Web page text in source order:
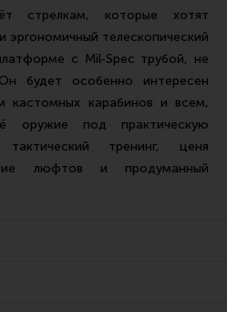
стрелкам, которые хотят
эргономичный телескопический
с Mil‑Spec трубой, не
будет особенно интересен
кастомных карабинов и всем,
оружие под практическую
тренинг, ценя
люфтов и продуманный